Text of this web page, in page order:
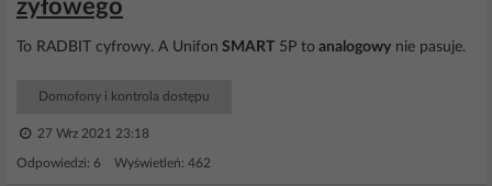
żyłowego
To RADBIT cyfrowy. A Unifon SMART 5P to analogowy nie pasuje.
Domofony i kontrola dostępu
27 Wrz 2021 23:18
Odpowiedzi: 6 Wyświetleń: 462